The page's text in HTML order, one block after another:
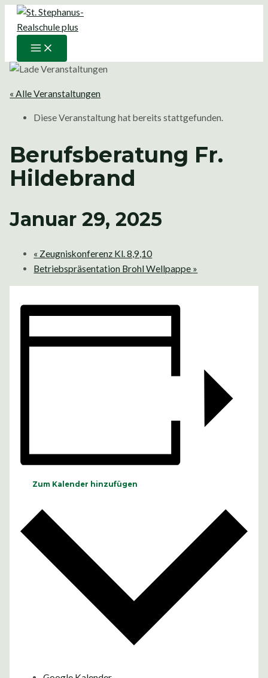
Zum
Inhalt
springen
Main
Menu
« Alle Veranstaltungen
Diese Veranstaltung hat bereits stattgefunden.
Berufsberatung Fr.
Hildebrand
Januar 29, 2025
« Zeugniskonferenz Kl. 8,9,10
Betriebspräsentation Brohl Wellpappe »
Zum Kalender hinzufügen